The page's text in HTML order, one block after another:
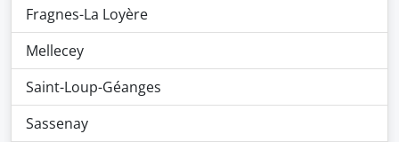
Fragnes-La Loyère
Mellecey
Saint-Loup-Géanges
Sassenay